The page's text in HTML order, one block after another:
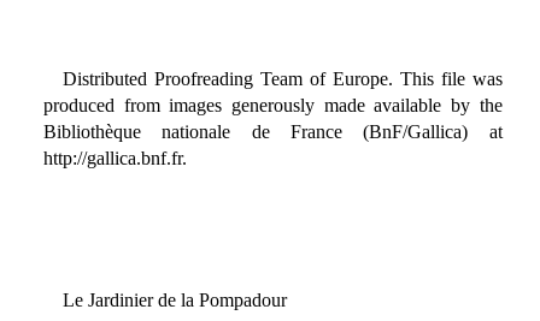
Distributed Proofreading Team of Europe. This file was
produced from images generously made available by the
Bibliothèque nationale de France (BnF/Gallica) at
http://gallica.bnf.fr.
Le Jardinier de la Pompadour